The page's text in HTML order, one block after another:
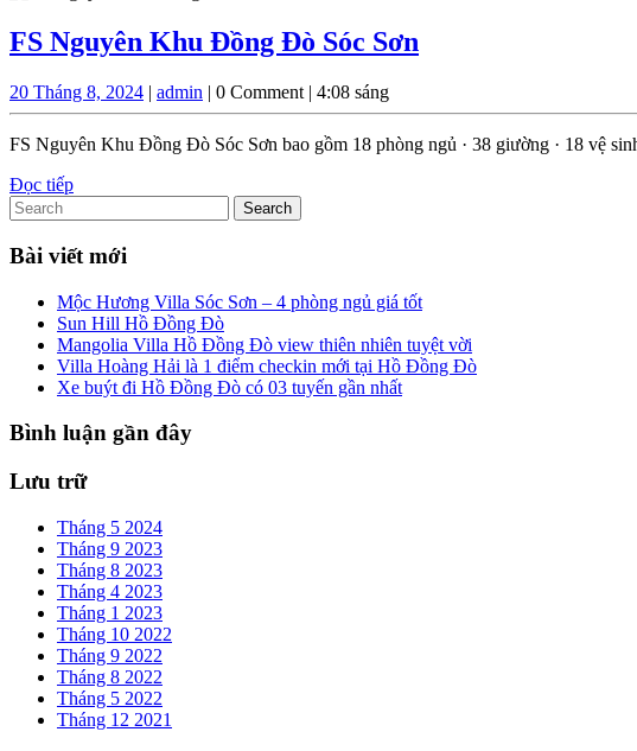
FS Nguyên Khu Đồng Đò Sóc Sơn
Khu
Đồng
20 Tháng 8, 202420
Tháng
8,
2024
| admin admin
| 0 Comment | 4:08 sáng
FS Nguyên Khu Đồng Đò Sóc Sơn bao gồm 18 phòng ngủ · 38 giường · 18 vệ
Đọc tiếpĐọc
Search
for:
Bài viết mới
Mộc Hương Villa Sóc Sơn – 4 phòng ngủ giá tốt
Sun Hill Hồ Đồng Đò
Mangolia Villa Hồ Đồng Đò view thiên nhiên tuyệt vời
Villa Hoàng Hải là 1 điểm checkin mới tại Hồ Đồng Đò
Xe buýt đi Hồ Đồng Đò có 03 tuyến gần nhất
Bình luận gần đây
Lưu trữ
Tháng 5 2024
Tháng 9 2023
Tháng 8 2023
Tháng 4 2023
Tháng 1 2023
Tháng 10 2022
Tháng 9 2022
Tháng 8 2022
Tháng 5 2022
Tháng 12 2021